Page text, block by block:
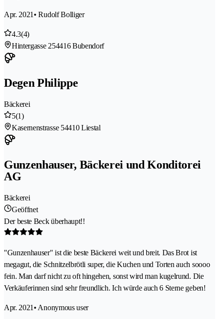
Apr. 2021 • Rudolf Bolliger
4.3(4)
Hintergasse 254416 Bubendorf
Degen Philippe
Bäckerei
5(1)
Kasernenstrasse 54410 Liestal
Gunzenhauser, Bäckerei und Konditorei
AG
Bäckerei
Geöffnet
Der beste Beck überhaupt!!
"Gunzenhauser" ist die beste Bäckerei weit und breit. Das Brot ist
megagut, die Schnitzelbrötli super, die Kuchen und Torten auch soooo
fein. Man darf nicht zu oft hingehen, sonst wird man kugelrund. Die
Verkäuferinnen sind sehr freundlich. Ich würde auch 6 Sterne geben!
Apr. 2021 • Anonymous user